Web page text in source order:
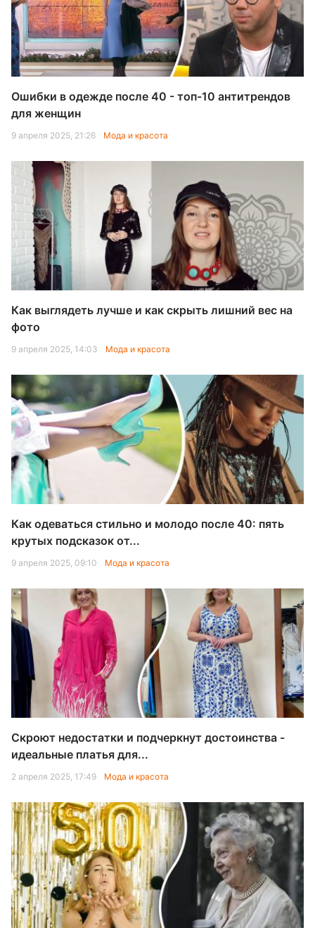
Ошибки в одежде после 40 - топ-10 антитрендов
для женщин
9 апреля 2025, 21:26 Мода и красота
Как выглядеть лучше и как скрыть лишний вес на
фото
9 апреля 2025, 14:03 Мода и красота
Как одеваться стильно и молодо после 40: пять
крутых подсказок от...
9 апреля 2025, 09:10 Мода и красота
Скроют недостатки и подчеркнут достоинства -
идеальные платья для...
2 апреля 2025, 17:49 Мода и красота